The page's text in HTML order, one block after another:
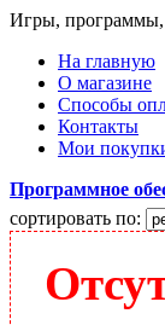
Игры, программы,
На главную
О магазине
Способы
Контакты
Мои
Программное
сортировать по: